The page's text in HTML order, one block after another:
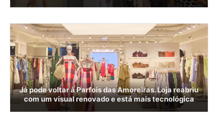
Já pode voltar à Parfois das Amoreiras. Loja reabriu
com um visual renovado e está mais tecnológica